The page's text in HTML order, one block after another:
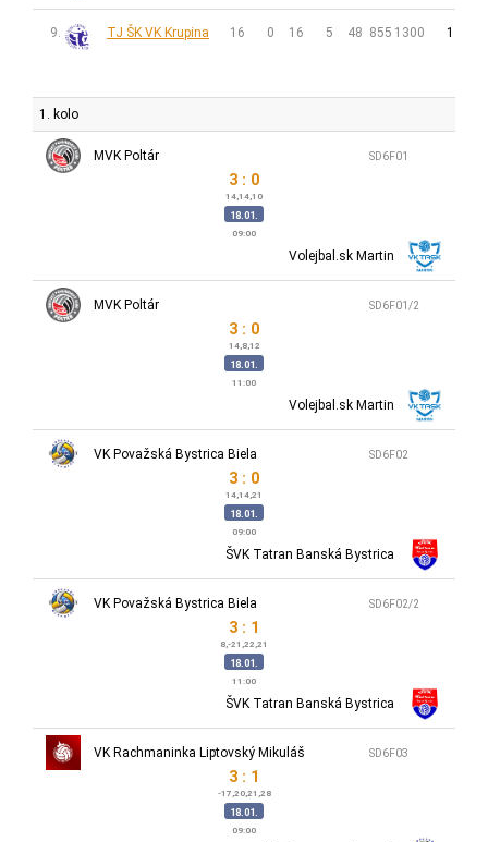
9. TJ ŠK VK Krupina 16 0 16 5 48 855 1300 1
1. kolo
SD6F01
MVK Poltár
3 : 0
14,14,10
18.01.
09:00
Volejbal.sk Martin
SD6F01/2
MVK Poltár
3 : 0
14,8,12
18.01.
11:00
Volejbal.sk Martin
SD6F02
VK Považská Bystrica Biela
3 : 0
14,14,21
18.01.
09:00
ŠVK Tatran Banská Bystrica
SD6F02/2
VK Považská Bystrica Biela
3 : 1
8,-21,22,21
18.01.
11:00
ŠVK Tatran Banská Bystrica
SD6F03
VK Rachmaninka Liptovský Mikuláš
3 : 1
-17,20,21,28
18.01.
09:00